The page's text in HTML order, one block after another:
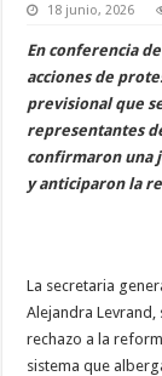
18 junio, 2026
En conferencia
acciones de
previsional que
representantes
confirmaron una
y anticiparon la
La secretaria
Alejandra
rechazo a la
sistema que